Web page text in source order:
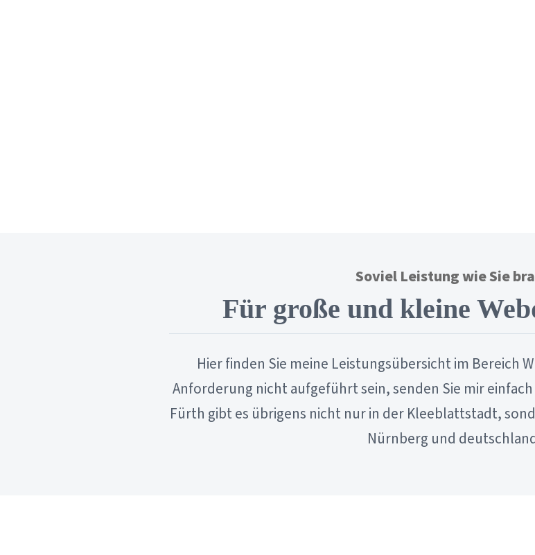
Soviel Leistung wie Sie
Für große und kleine
Hier finden Sie meine Leistungsübersicht im Bereich
Anforderung nicht aufgeführt sein, senden Sie mir
Fürth gibt es übrigens nicht nur in der Kleeblattstadt,
Nürnberg und